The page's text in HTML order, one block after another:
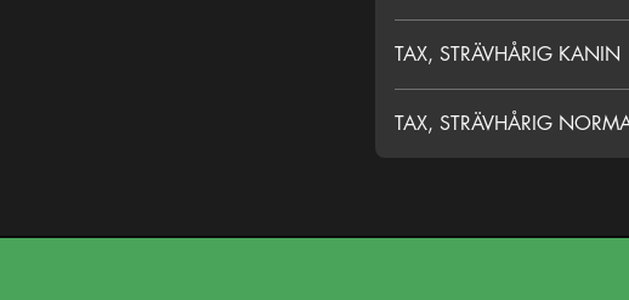
TAX, STRÄVHÅRIG KANIN
TAX, STRÄVHÅRIG